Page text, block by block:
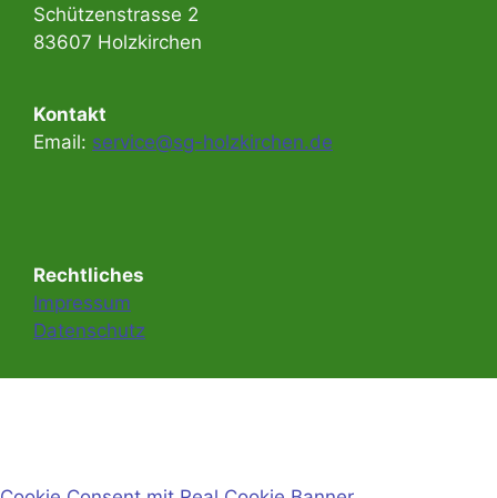
Schützenstrasse 2
83607 Holzkirchen
Kontakt
Email: service@sg-holzkirchen.de
Rechtliches
Impressum
Datenschutz